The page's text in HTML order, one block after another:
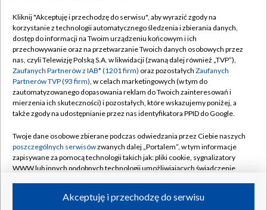
TVP
Abonament TVP
Sklep TVP
Biuro Reklamy
Oferta Handlowa
Emisja w TVP
Rada Programowa
Ogłoszenia przetargowe
Akademia Telewizyjna
Regulamin TVP
Polityka prywatności
Moje zgody
Biuro reklamy
Kanały
©2026 Telewizja Polska Spółka Akcyjna w likwidacji
Kliknij "Akceptuję i przechodzę do serwisu", aby wyrazić zgody na
korzystanie z technologii automatycznego śledzenia i zbierania danych,
dostęp do informacji na Twoim urządzeniu końcowym i ich
przechowywanie oraz na przetwarzanie Twoich danych osobowych przez
nas, czyli Telewizję Polską S.A. w likwidacji (zwaną dalej również „TVP”),
Zaufanych Partnerów z IAB* (1201 firm) oraz pozostałych Zaufanych
Partnerów TVP (93 firm), w celach marketingowych (w tym do
zautomatyzowanego dopasowania reklam do Twoich zainteresowań i
mierzenia ich skuteczności) i pozostałych, które wskazujemy poniżej, a
także zgody na udostępnianie przez nas identyfikatora PPID do Google.
Twoje dane osobowe zbierane podczas odwiedzania przez Ciebie naszych
poszczególnych serwisówzwanych dalej „Portalem”, w tym informacje
zapisywane za pomocą technologii takich jak: pliki cookie, sygnalizatory
WWW lub innych podobnych technologii umożliwiających świadczenie
ruchu w Internecie.Akceptuję i przechodzę do serwisu